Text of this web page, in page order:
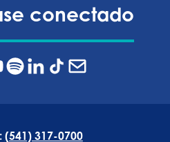
conectado
(541) 317-0700